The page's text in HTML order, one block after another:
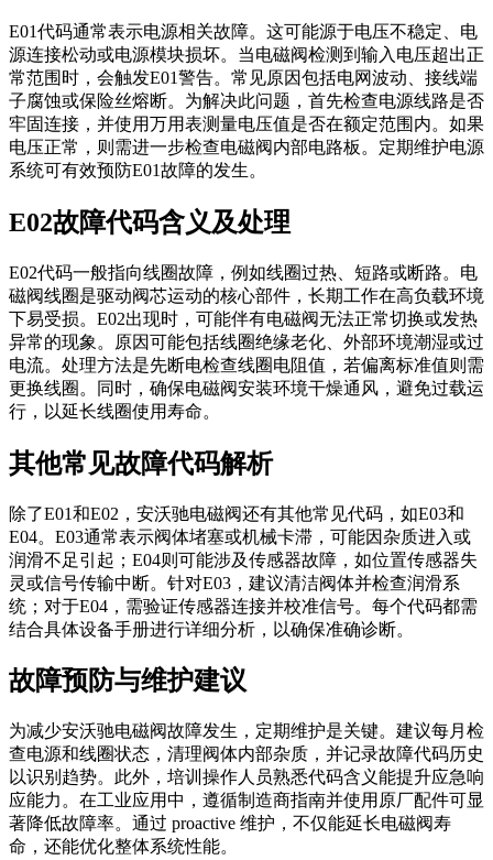
E01代码通常表示电源相关故障。这可能源于电压不稳定、电
源连接松动或电源模块损坏。当电磁阀检测到输入电压超出正
常范围时，会触发E01警告。常见原因包括电网波动、接线端
子腐蚀或保险丝熔断。为解决此问题，首先检查电源线路是否
牢固连接，并使用万用表测量电压值是否在额定范围内。如果
电压正常，则需进一步检查电磁阀内部电路板。定期维护电源
系统可有效预防E01故障的发生。
E02故障代码含义及处理
E02代码一般指向线圈故障，例如线圈过热、短路或断路。电
磁阀线圈是驱动阀芯运动的核心部件，长期工作在高负载环境
下易受损。E02出现时，可能伴有电磁阀无法正常切换或发热
异常的现象。原因可能包括线圈绝缘老化、外部环境潮湿或过
电流。处理方法是先断电检查线圈电阻值，若偏离标准值则需
更换线圈。同时，确保电磁阀安装环境干燥通风，避免过载运
行，以延长线圈使用寿命。
其他常见故障代码解析
除了E01和E02，安沃驰电磁阀还有其他常见代码，如E03和
E04。E03通常表示阀体堵塞或机械卡滞，可能因杂质进入或
润滑不足引起；E04则可能涉及传感器故障，如位置传感器失
灵或信号传输中断。针对E03，建议清洁阀体并检查润滑系
统；对于E04，需验证传感器连接并校准信号。每个代码都需
结合具体设备手册进行详细分析，以确保准确诊断。
故障预防与维护建议
为减少安沃驰电磁阀故障发生，定期维护是关键。建议每月检
查电源和线圈状态，清理阀体内部杂质，并记录故障代码历史
以识别趋势。此外，培训操作人员熟悉代码含义能提升应急响
应能力。在工业应用中，遵循制造商指南并使用原厂配件可显
著降低故障率。通过 proactive 维护，不仅能延长电磁阀寿
命，还能优化整体系统性能。